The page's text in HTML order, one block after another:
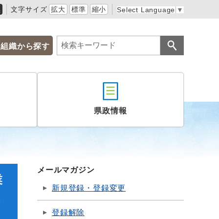
文字サイズ 拡大 標準 縮小 Select Language ▼
組織から探す
県政情報
メールマガジン
新規登録・登録変更
登録解除